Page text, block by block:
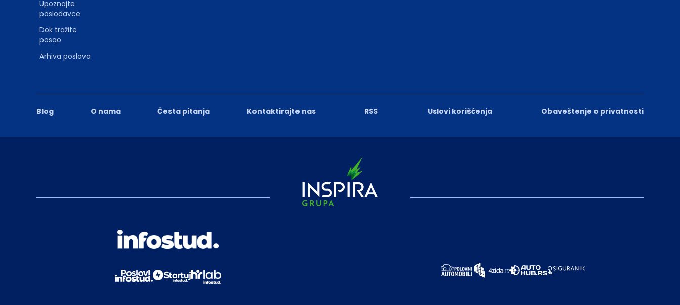
Blog O nama Česta pitanja Kontaktirajte nas RSS Uslovi korišćenja Obaveštenje o privatnosti
Upoznajte
poslodavce
Dok tražite
posao
Arhiva poslova